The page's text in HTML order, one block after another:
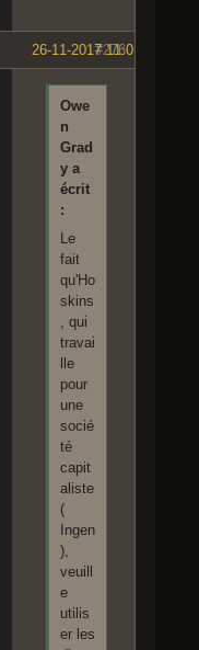
#276
26-11-2017 11:01:49
Owe
n
Grad
y a
écrit
:
Le
fait
qu'Ho
skins
, qui
travai
lle
pour
une
socié
té
capit
aliste
(
Ingen
),
veuill
e
utilis
er les